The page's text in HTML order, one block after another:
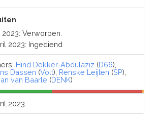
Verworpen.
2023: Ingediend
Hind Dekker-Abdulaziz (D66),
Dassen (Volt), Renske Leijten (SP),
van Baarle (DENK)
2023